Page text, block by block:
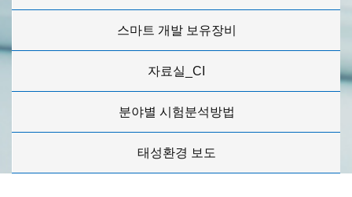
스마트 개발 보유장비
자료실_CI
분야별 시험분석방법
태성환경 보도